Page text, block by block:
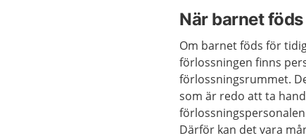
När barnet föds
Om barnet födsför
förlossningen finns
förlossningsrummet.
som är redo att ta
Därför kan det vara